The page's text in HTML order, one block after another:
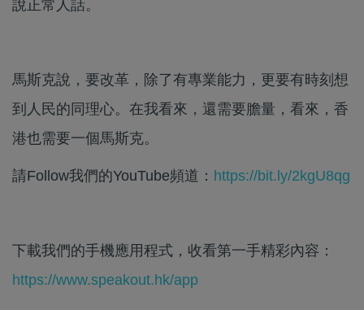
說正常人話。
馬斯克說，要改革，除了有專業能力，更要有時刻想
到人民的同理心。在我看來，還需要膽量，看來，香
港也需要一個馬斯克。
請Follow我們的YouTube頻道： https://bit.ly/2kgU8qg
下載我們的手機應用程式，收看第一手精彩內容：
https://www.speakout.hk/app